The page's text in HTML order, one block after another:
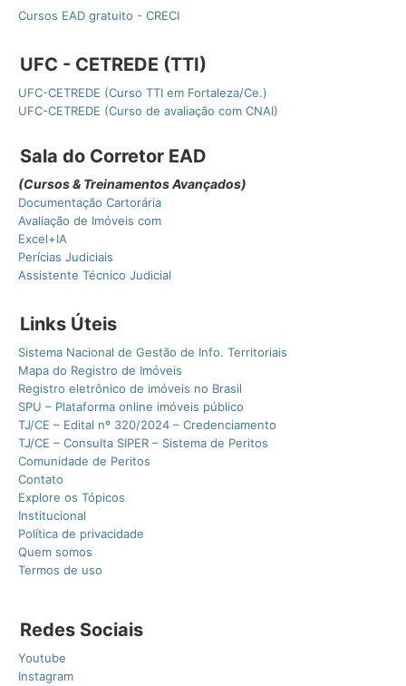
Cursos EAD gratuito - CRECI
UFC - CETREDE (TTI)
UFC-CETREDE (Curso TTI em Fortaleza/Ce.)
UFC-CETREDE (Curso de avaliação com CNAI)
Sala do Corretor EAD
(Cursos & Treinamentos Avançados)
Documentação Cartorária
Avaliação de Imóveis com
Excel+IA
Perícias Judiciais
Assistente Técnico Judicial
Links Úteis
Sistema Nacional de Gestão de Info. Territoriais
Mapa do Registro de Imóveis
Registro eletrônico de imóveis no Brasil
SPU – Plataforma online imóveis público
TJ/CE – Edital nº 320/2024 – Credenciamento
TJ/CE – Consulta SIPER – Sistema de Peritos
Comunidade de Peritos
Contato
Explore os Tópicos
Institucional
Política de privacidade
Quem somos
Termos de uso
Redes Sociais
Youtube
Instagram